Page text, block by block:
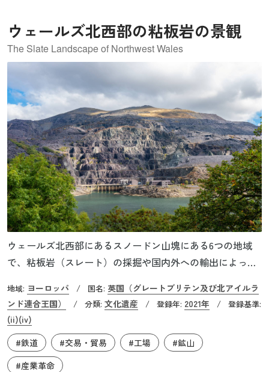
ウェールズ北西部の粘板岩の景観
The Slate Landscape of Northwest Wales
ウェールズ北西部にあるスノードン山塊にある6つの地域
で、粘板岩（スレート）の採掘や国内外への輸出によって
す。1780年から20世紀初頭にかけて山岳地帯で採掘された
スレートは、屋根材として世界に広く流通しました。採石
の職人たちが米国などへ移住したことで技術が伝わってい
き、スレート産業の発展の基礎をつくっていくことにつな
がりました。スレートを通じて、人々の交流や採掘技術の
地域: ヨーロッパ / 国名: 英国（グレートブリテン及び北アイルラ
ンド連合王国）
/ 分類: 文化遺産 / 登録年: 2021年 / 登録基準:
(ii)(iv)
#鉄道
#交易・貿易 #工場
#鉱山
#産業革命